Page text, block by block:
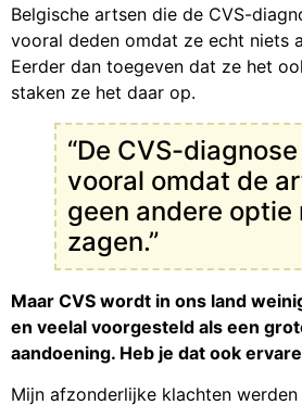
Belgische artsen die de CVS-
vooral deden omdat ze echt niets
Eerder dan toegeven dat ze het
staken ze het daar op.
“De CVS-
vooral omdat de
geen andere optie
zagen.”
Maar CVS wordt in ons land
en veelal voorgesteld als een
aandoening. Heb je dat ook
Mijn afzonderlijke klachten